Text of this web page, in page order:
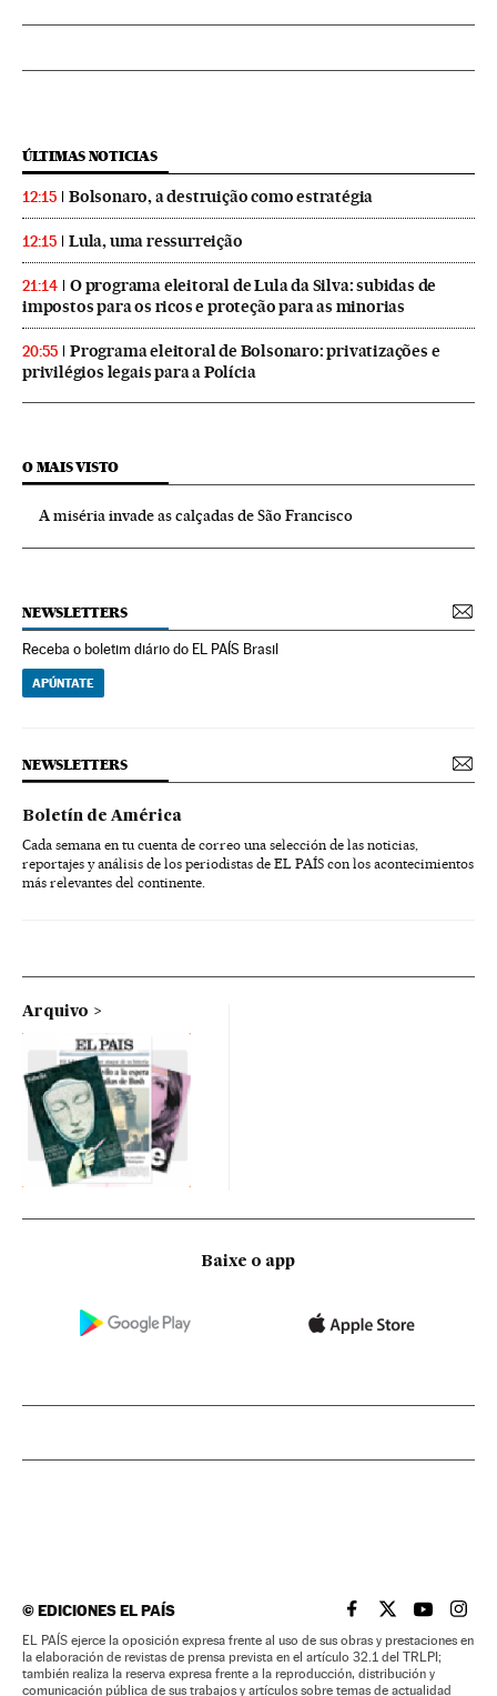
ÚLTIMAS NOTICIAS
12:15 Bolsonaro, a destruição como estratégia
12:15 Lula, uma ressurreição
21:14
O programa eleitoral de Lula da Silva: subidas de
impostos para os ricos e proteção para as minorias
20:55
Programa eleitoral de Bolsonaro: privatizações e
privilégios legais para a Polícia
O MAIS VISTO
A miséria invade as calçadas de São Francisco
NEWSLETTERS
Receba o boletim diário do EL PAÍS Brasil
APÚNTATE
NEWSLETTERS
Boletín de América
Cada semana en tu cuenta de correo una selección de las noticias,
reportajes y análisis de los periodistas de EL PAÍS con los acontecimientos
más relevantes del continente.
Arquivo
Baixe o app
©EDICIONES EL PAÍS EL PAÍS BRASIL EN
EL PAÍSEL PAÍS
EL
EL PAÍS ejerce la oposición expresa frente al uso de sus obras y prestaciones en
la elaboración de revistas de prensa prevista en el artículo 32.1 del TRLPI;
también realiza la reserva expresa frente a la reproducción, distribución y
comunicación pública de sus trabajos y artículos sobre temas de actualidad